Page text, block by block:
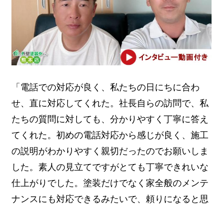
「電話での対応が良く、私たちの日にちに合わ
せ、直に対応してくれた。社長自らの訪問で、私
たちの質問に対しても、分かりやすく丁寧に答え
てくれた。初めの電話対応から感じが良く、施工
の説明がわかりやすく親切だったのでお願いしま
した。素人の見立てですがとても丁寧できれいな
仕上がりでした。塗装だけでなく家全般のメンテ
ナンスにも対応できるみたいで、頼りになると思